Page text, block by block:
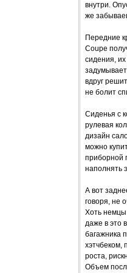
внутри.
же
Передние
Coupe
сидения,
вдруг
не болит
Сиденья с
рулевая
дизайн
можно
приборной
наполнять
А вот
говоря, не
Хоть немцы
даже в это
багажника
хэтчбеком,
роста,
Объем